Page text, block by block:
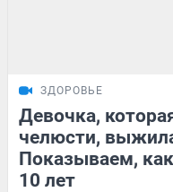
ЗДОРОВЬЕ
Девочка,
челюсти,
Показываем,
10 лет